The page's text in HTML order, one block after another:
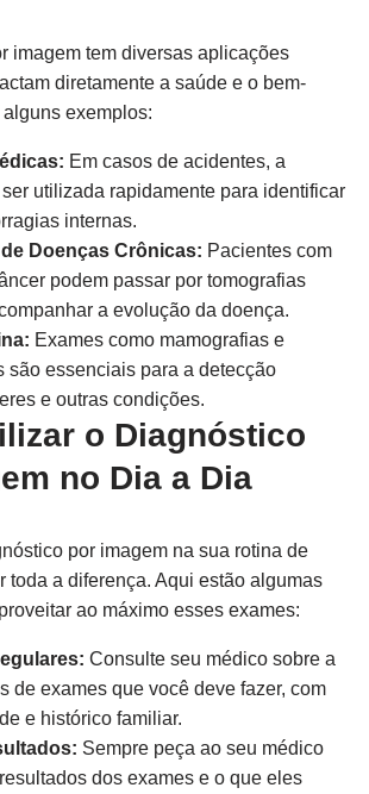
imagem tem diversas aplicações
diretamente a saúde e o bem-
exemplos:
Em casos de acidentes, a
utilizada rapidamente para identificar
internas.
Doenças Crônicas: Pacientes com
podem passar por tomografias
a evolução da doença.
Exames como mamografias e
são essenciais para a detecção
e outras condições.
o Diagnóstico
no Dia a Dia
por imagem na sua rotina de
toda a diferença. Aqui estão algumas
ao máximo esses exames:
Consulte seu médico sobre a
de exames que você deve fazer, com
e histórico familiar.
Sempre peça ao seu médico
dos exames e o que eles